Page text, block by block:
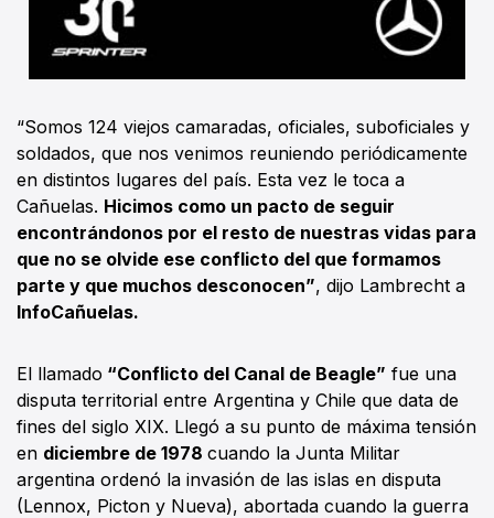
“Somos 124 viejos camaradas, oficiales, suboficiales y
soldados, que nos venimos reuniendo periódicamente
en distintos lugares del país. Esta vez le toca a
Cañuelas. Hicimos como un pacto de seguir
encontrándonos por el resto de nuestras vidas para
que no se olvide ese conflicto del que formamos
parte y que muchos desconocen”, dijo Lambrecht a
InfoCañuelas.
El llamado “Conflicto del Canal de Beagle” fue una
disputa territorial entre Argentina y Chile que data de
fines del siglo XIX. Llegó a su punto de máxima tensión
en diciembre de 1978 cuando la Junta Militar
argentina ordenó la invasión de las islas en disputa
(Lennox, Picton y Nueva), abortada cuando la guerra